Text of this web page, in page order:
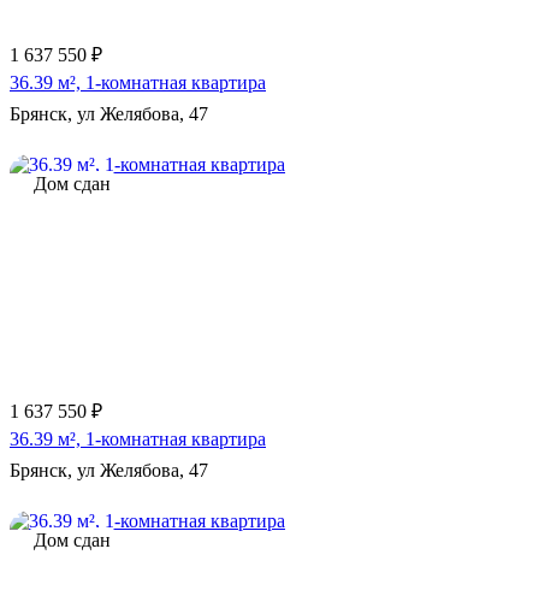
1 637 550 ₽
36.39 м², 1-комнатная квартира
Брянск, ул Желябова, 47
Дом сдан
1 637 550 ₽
36.39 м², 1-комнатная квартира
Брянск, ул Желябова, 47
Дом сдан